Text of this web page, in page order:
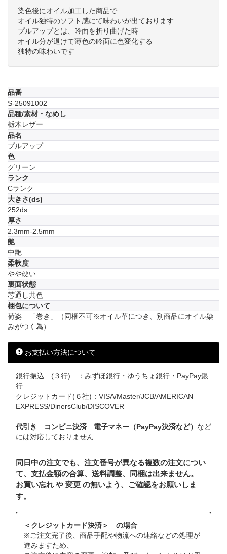
染色後にオイル加工した商品で
オイル独特のソフト感にて味わいが出ております
プルアップとは、吟面を折り曲げた時
オイル分が退けて薄色の吟面に色変化する
独特の味わいです
品番
S-25091002
品種/素材・なめし
栃木レザー
品名
プルアップ
色
グリーン
ランク
Cランク
大きさ(ds)
252ds
厚さ
2.3mm-2.5mm
艶
中艶
柔軟度
やや硬い
裏面状態
芯通し共色
梱包について
荷姿 「巻き」（同梱不可※オイル革につき、別商品にオイル染
みがつく為）
お支払い方法について
銀行振込 (３行) ：みずほ銀行・ゆうちょ銀行・PayPay銀
行
クレジットカード(６社)：VISA/Master/JCB/AMERICAN
EXPRESS/DinersClub/DISCOVER
代引き コンビニ決済 電子マネー（PayPay決済など） など
には対応しておりません
同日中の注文でも、注文番号が異なる複数の注文につい
て、支払金額の合算、送料調整、同梱は出来ません。
お買い忘れ や 変更 の無いよう、ご確認をお願いしま
す。
＜クレジットカード決済＞ の場合
※ご注文完了後、商品手配や物流への連絡などの処理が
進みますため、